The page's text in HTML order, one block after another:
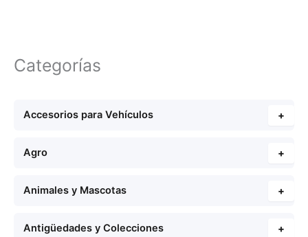
Categorías
Accesorios para Vehículos +
Agro +
Animales y Mascotas +
Antigüedades y Colecciones +